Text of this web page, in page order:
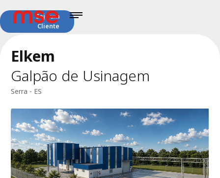
Seja um
Cliente
Elkem
Galpão de Usinagem
Serra - ES